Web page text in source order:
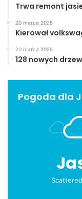
Trwa remont
20 marca 2025
Kierował
20 marca 2025
128 nowych
Pogoda dla